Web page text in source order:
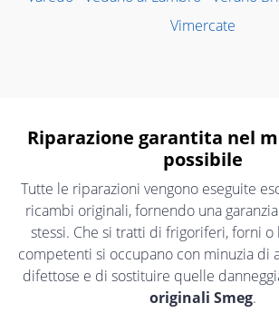
Vimercate
Riparazione garantita nel
possibile
Tutte le riparazioni vengono eseguite
ricambi originali, fornendo una
stessi. Che si tratti di frigoriferi, forni o
competenti si occupano con minuzia di
difettose e di sostituire quelle
originali Smeg.